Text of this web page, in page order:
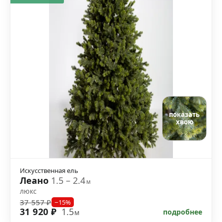
показать
хвою
Искусственная ель
Леано 1.5 – 2.4м
люкс
37 557 ₽ −15%
31 920 ₽ 1.5м подробнее